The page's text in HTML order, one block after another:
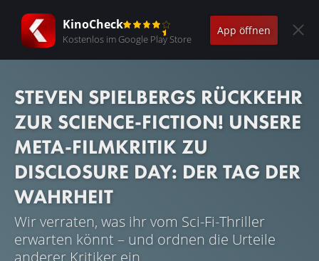
KinoCheck
Kostenlos im Google Play Store
App öffnen
STEVEN SPIELBERGS RÜCKKEHR
ZUR SCIENCE-FICTION! UNSERE
META-FILMKRITIK ZU
DISCLOSURE DAY: DER TAG DER
WAHRHEIT
Wir verraten, was ihr vom Sci-Fi-Thriller
erwarten könnt – und ordnen die Urteile
anderer Kritiker ein